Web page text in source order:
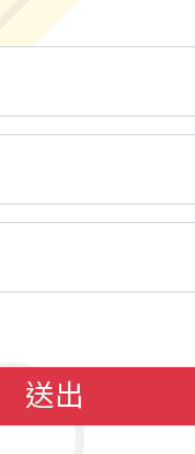
教學示
學習扶助
一-2：國
計畫」
部表揚
獻獎」實
送出